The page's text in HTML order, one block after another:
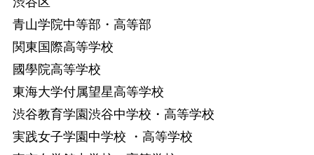
青山学院中等部・高等部
関東国際高等学校
國學院高等学校
東海大学付属望星高等学校
渋谷教育学園渋谷中学校・高等学校
実践女子学園中学校 ・高等学校